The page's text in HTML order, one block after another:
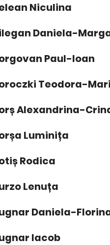
Niculina
Daniela-
Paul-Ioan
Teodora-
Alexandrina-
Luminița
Rodica
Lenuța
Daniela-
Iacob